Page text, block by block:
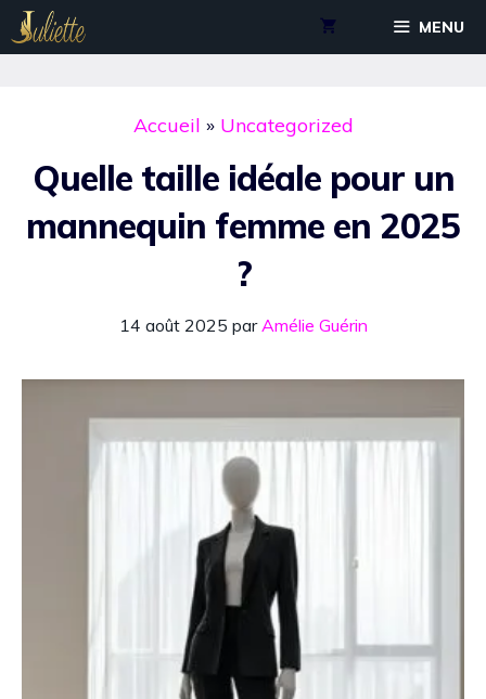
Aller
au
MENU
Accueil » Uncategorized
Quelle taille idéale pour un
mannequin femme en 2025
?
14 août 2025 parAmélie Guérin